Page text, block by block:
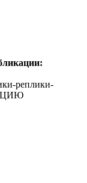
реплики-